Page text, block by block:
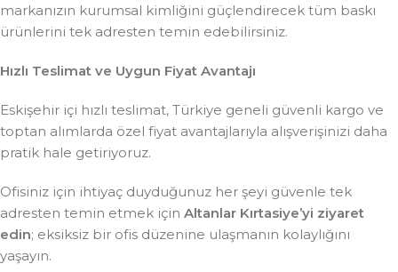
markanızın kurumsal kimliğini güçlendirecek tüm baskı
ürünlerini tek adresten temin edebilirsiniz.
Hızlı Teslimat ve Uygun Fiyat Avantajı
Eskişehir içi hızlı teslimat, Türkiye geneli güvenli kargo ve
toptan alımlarda özel fiyat avantajlarıyla alışverişinizi daha
pratik hale getiriyoruz.
Ofisiniz için ihtiyaç duyduğunuz her şeyi güvenle tek
adresten temin etmek için Altanlar Kırtasiye’yi ziyaret
edin; eksiksiz bir ofis düzenine ulaşmanın kolaylığını
yaşayın.